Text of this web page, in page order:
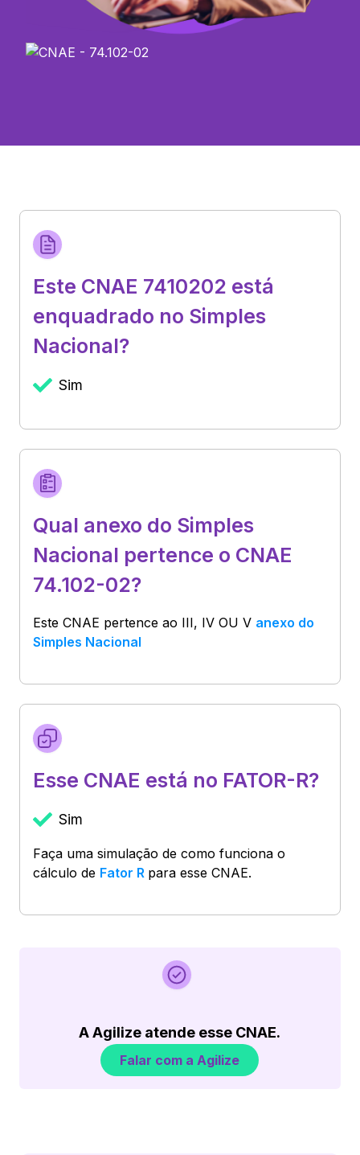
Este CNAE 7410202 está
enquadrado no Simples
Nacional?
Sim
Qual anexo do Simples
Nacional pertence o CNAE
74.102-02?
Este CNAE pertence ao III, IV OU V anexo do
Simples Nacional
Esse CNAE está no FATOR-R?
Sim
Faça uma simulação de como funciona o
cálculo de Fator R para esse CNAE.
A Agilize atende esse CNAE.
Falar com a Agilize